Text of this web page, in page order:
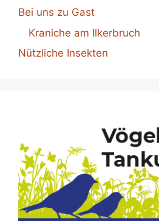
Bei uns zu Gast
Kraniche am Ilkerbruch
Nützliche Insekten